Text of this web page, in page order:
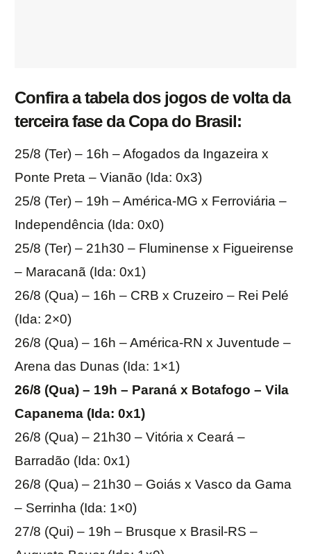
Confira a tabela dos jogos de volta da
terceira fase da Copa do Brasil:
25/8 (Ter) – 16h – Afogados da Ingazeira x
Ponte Preta – Vianão (Ida: 0x3)
25/8 (Ter) – 19h – América-MG x Ferroviária –
Independência (Ida: 0x0)
25/8 (Ter) – 21h30 – Fluminense x Figueirense
– Maracanã (Ida: 0x1)
26/8 (Qua) – 16h – CRB x Cruzeiro – Rei Pelé
(Ida: 2×0)
26/8 (Qua) – 16h – América-RN x Juventude –
Arena das Dunas (Ida: 1×1)
26/8 (Qua) – 19h – Paraná x Botafogo – Vila
Capanema (Ida: 0x1)
26/8 (Qua) – 21h30 – Vitória x Ceará –
Barradão (Ida: 0x1)
26/8 (Qua) – 21h30 – Goiás x Vasco da Gama
– Serrinha (Ida: 1×0)
27/8 (Qui) – 19h – Brusque x Brasil-RS –